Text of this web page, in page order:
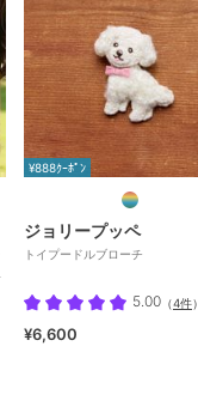
¥888ｸｰﾎﾟﾝ
ジョリープッペ
トイプードルブローチ
5.00 （4件）
¥6,600